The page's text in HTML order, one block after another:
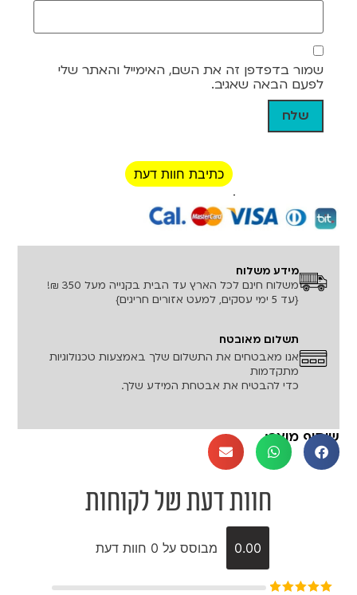
שמור בדפדפן זה את השם, האימייל והאתר שלי
לפעם הבאה שאגיב.
כתיבת חוות דעת
רכישה מאובטחת!
מידע משלוח
משלוח חינם לכל הארץ עד הבית בקנייה מעל 350 ₪!
{עד 5 ימי עסקים, למעט אזורים חריגים}
תשלום מאובטח
אנו מאבטחים את התשלום שלך באמצעות טכנולוגיות
מתקדמות
כדי להבטיח את אבטחת המידע שלך.
שיתוף מוצר:
חוות דעת של לקוחות
0.00 מבוסס על 0 חוות דעת